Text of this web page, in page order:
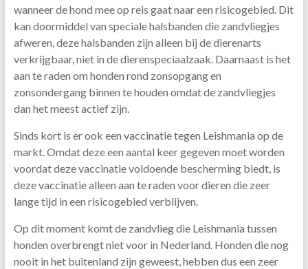
wanneer de hond mee op reis gaat naar een risicogebied. Dit
kan doormiddel van speciale halsbanden die zandvliegjes
afweren, deze halsbanden zijn alleen bij de dierenarts
verkrijgbaar, niet in de dierenspeciaalzaak. Daarnaast is het
aan te raden om honden rond zonsopgang en
zonsondergang binnen te houden omdat de zandvliegjes
dan het meest actief zijn.
Sinds kort is er ook een vaccinatie tegen Leishmania op de
markt. Omdat deze een aantal keer gegeven moet worden
voordat deze vaccinatie voldoende bescherming biedt, is
deze vaccinatie alleen aan te raden voor dieren die zeer
lange tijd in een risicogebied verblijven.
Op dit moment komt de zandvlieg die Leishmania tussen
honden overbrengt niet voor in Nederland. Honden die nog
nooit in het buitenland zijn geweest, hebben dus een zeer